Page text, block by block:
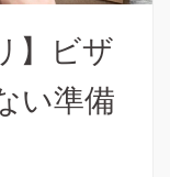
】ビザ
い準備